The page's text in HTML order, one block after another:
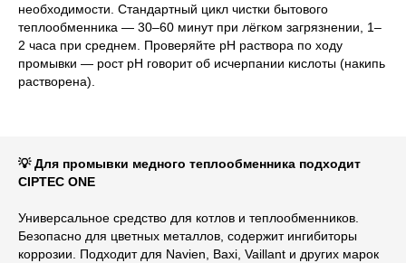
необходимости. Стандартный цикл чистки бытового
теплообменника — 30–60 минут при лёгком загрязнении, 1–
2 часа при среднем. Проверяйте pH раствора по ходу
промывки — рост pH говорит об исчерпании кислоты (накипь
растворена).
💡 Для промывки медного теплообменника подходит
CIPTEC ONE
Универсальное средство для котлов и теплообменников.
Безопасно для цветных металлов, содержит ингибиторы
коррозии. Подходит для Navien, Baxi, Vaillant и других марок